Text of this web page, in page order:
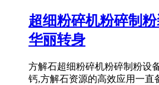
超细粉碎机粉碎制
华丽转身
方解石超细粉碎机粉碎制粉设
钙,方解石资源的高效应用一直